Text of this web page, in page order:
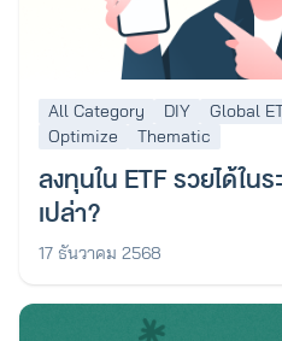
All Category DIY Global
Optimize
Thematic
ลงทุนใน ETF รวยได้ใน
เปล่า?
17 ธันวาคม 2568